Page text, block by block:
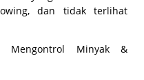
dan tidak terlihat
Mengontrol Minyak &